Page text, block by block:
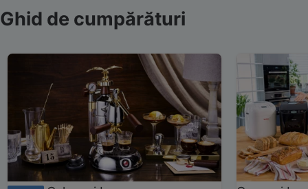
Ghid de cumpărături